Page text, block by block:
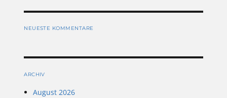
NEUESTE KOMMENTARE
ARCHIV
August 2026